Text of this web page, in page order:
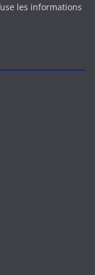
les informations